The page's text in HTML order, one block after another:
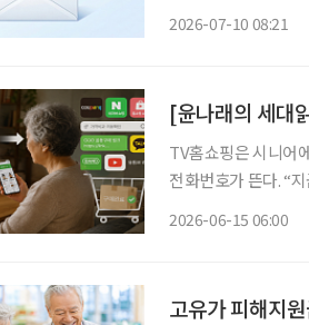
2026-07-10 08:21
[윤나래의 세대
TV홈쇼핑은 시니어
전화번호가 뜬다. “
2026-06-15 06:00
고유가 피해지